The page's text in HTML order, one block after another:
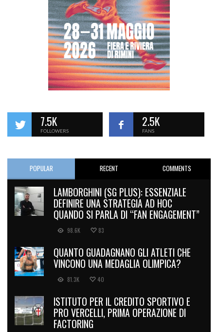
7.5K
FOLLOWERS
2.5K
FANS
POPULAR RECENT COMMENTS
LAMBORGHINI (SG PLUS): ESSENZIALE
DEFINIRE UNA STRATEGIA AD HOC
QUANDO SI PARLA DI “FAN ENGAGEMENT”
98.6K 83
QUANTO GUADAGNANO GLI ATLETI CHE
VINCONO UNA MEDAGLIA OLIMPICA?
81.3K 40
ISTITUTO PER IL CREDITO SPORTIVO E
PRO VERCELLI, PRIMA OPERAZIONE DI
FACTORING